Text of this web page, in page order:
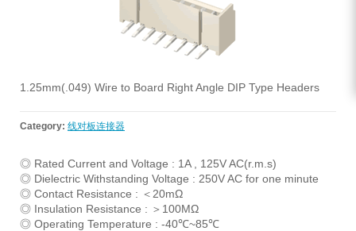
1.25mm(.049) Wire to Board Right Angle DIP Type Headers
Category: 线对板连接器
◎ Rated Current and Voltage : 1A , 125V AC(r.m.s)
◎ Dielectric Withstanding Voltage : 250V AC for one minute
◎ Contact Resistance : ＜20mΩ
◎ Insulation Resistance : ＞100MΩ
◎ Operating Temperature : -40℃~85℃